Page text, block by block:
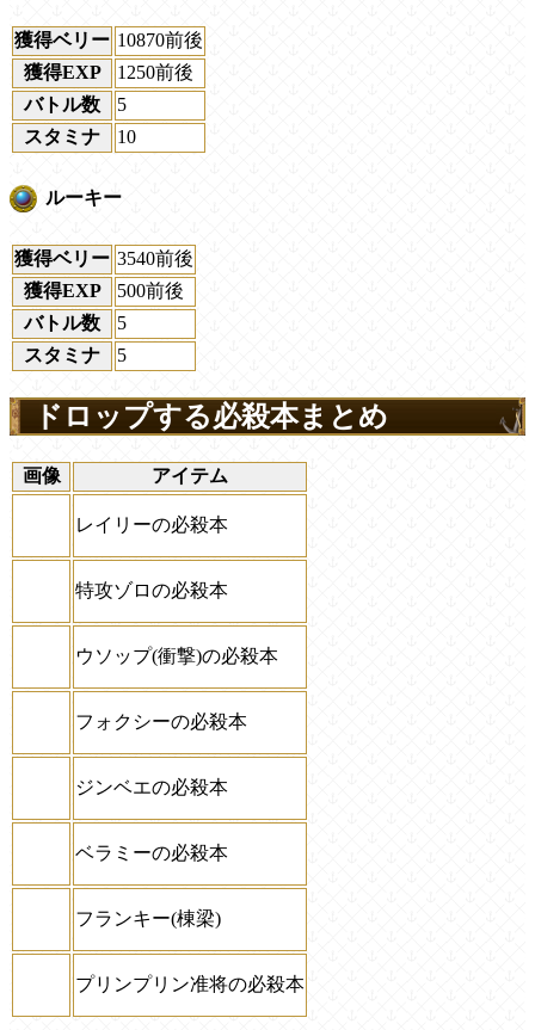
獲得ベリー 10870前後
獲得EXP
1250前後
バトル数
5
スタミナ
10
ルーキー
獲得ベリー 3540前後
獲得EXP
500前後
バトル数
5
スタミナ
5
ドロップする必殺本まとめ
画像 アイテム
レイリーの必殺本
特攻ゾロの必殺本
ウソップ(衝撃)の必殺本
フォクシーの必殺本
ジンベエの必殺本
ベラミーの必殺本
フランキー(棟梁)
プリンプリン准将の必殺本